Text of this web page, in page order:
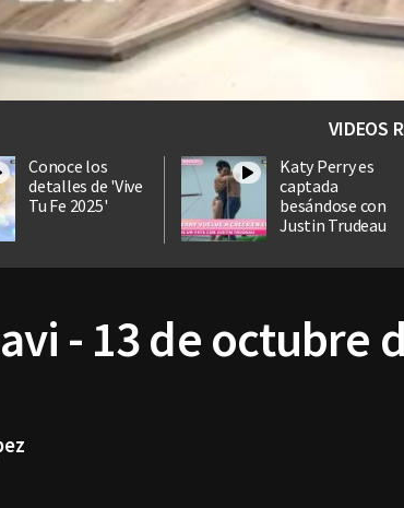
VIDEOS
Conoce los
detalles de 'Vive
Tu Fe 2025'
Katy Perry es
captada
besándose con
Justin Trudeau
- 13 de octubre